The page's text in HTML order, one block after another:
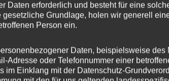
Daten erforderlich und besteht für eine
gesetzliche Grundlage, holen wir generell
Person ein.
Daten, beispielsweise des
Adresse oder Telefonnummer einer
im Einklang mit der Datenschutz-